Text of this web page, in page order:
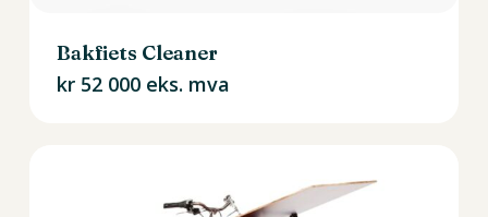
Bakfiets Cleaner
kr52 000 eks. mva